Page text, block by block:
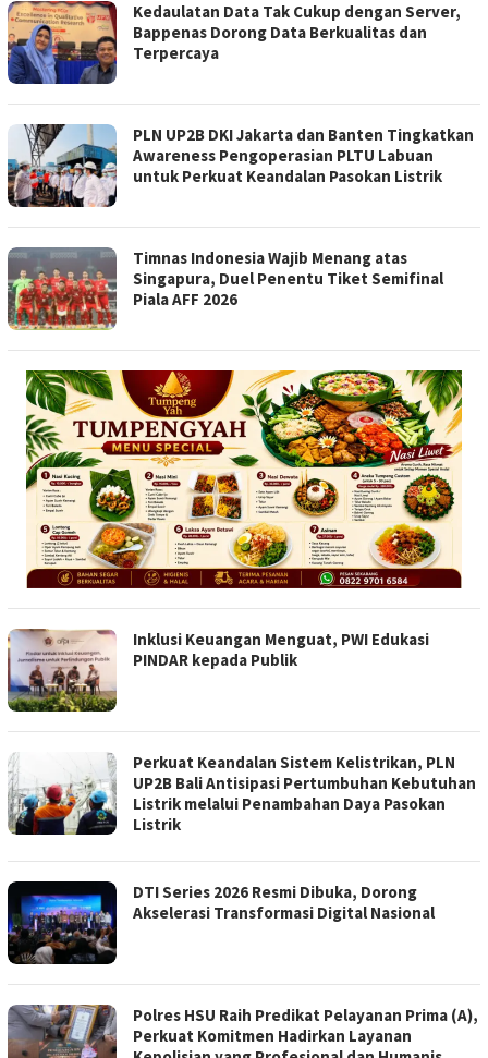
Kedaulatan Data Tak Cukup dengan Server,
Bappenas Dorong Data Berkualitas dan
Terpercaya
PLN UP2B DKI Jakarta dan Banten Tingkatkan
Awareness Pengoperasian PLTU Labuan
untuk Perkuat Keandalan Pasokan Listrik
Timnas Indonesia Wajib Menang atas
Singapura, Duel Penentu Tiket Semifinal
Piala AFF 2026
Inklusi Keuangan Menguat, PWI Edukasi
PINDAR kepada Publik
Perkuat Keandalan Sistem Kelistrikan, PLN
UP2B Bali Antisipasi Pertumbuhan Kebutuhan
Listrik melalui Penambahan Daya Pasokan
Listrik
DTI Series 2026 Resmi Dibuka, Dorong
Akselerasi Transformasi Digital Nasional
Polres HSU Raih Predikat Pelayanan Prima (A),
Perkuat Komitmen Hadirkan Layanan